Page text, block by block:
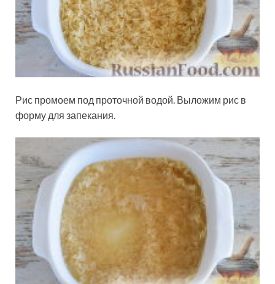
Рис промоем под проточной водой. Выложим рис в
форму для запекания.